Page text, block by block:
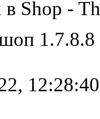
в Shop -
1.7.8.8
12:28:40